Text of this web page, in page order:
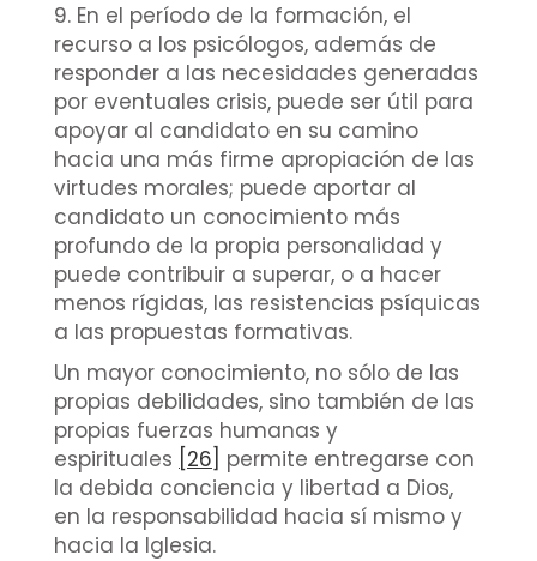
9. En el período de la formación, el
recurso a los psicólogos, además de
responder a las necesidades generadas
por eventuales crisis, puede ser útil para
apoyar al candidato en su camino
hacia una más firme apropiación de las
virtudes morales; puede aportar al
candidato un conocimiento más
profundo de la propia personalidad y
puede contribuir a superar, o a hacer
menos rígidas, las resistencias psíquicas
a las propuestas formativas.
Un mayor conocimiento, no sólo de las
propias debilidades, sino también de las
propias fuerzas humanas y
espirituales [26] permite entregarse con
la debida conciencia y libertad a Dios,
en la responsabilidad hacia sí mismo y
hacia la Iglesia.